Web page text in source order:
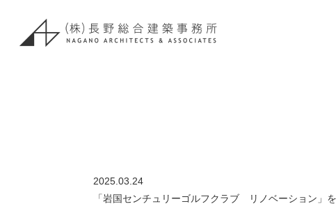
2025.03.24
「岩国センチュリーゴルフクラブ リノベーション」